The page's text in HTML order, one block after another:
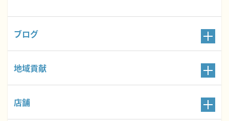
ブログ
地域貢献
店舗